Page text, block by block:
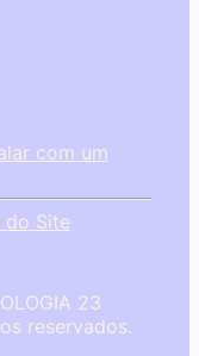
com um
do Site
23
reservados.